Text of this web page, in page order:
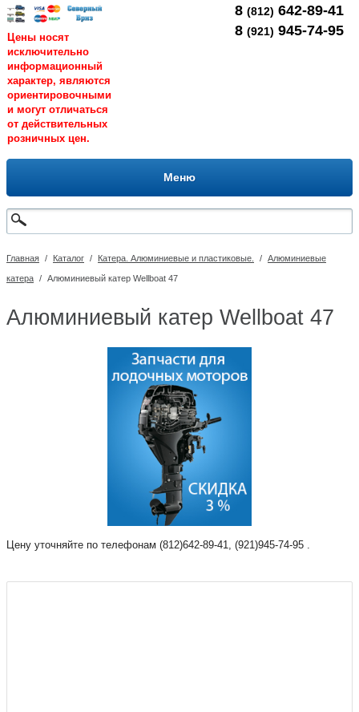
Цены носят
исключительно
информационный
характер, являются
ориентировочными
и могут отличаться
от действительных
розничных цен.
8 (812) 642-89-41
8 (921) 945-74-95
Меню
Главная / Каталог / Катера. Алюминиевые и пластиковые. / Алюминиевые
катера / Алюминиевый катер Wellboat 47
Алюминиевый катер Wellboat 47
Цену уточняйте по телефонам (812)642-89-41, (921)945-74-95 .